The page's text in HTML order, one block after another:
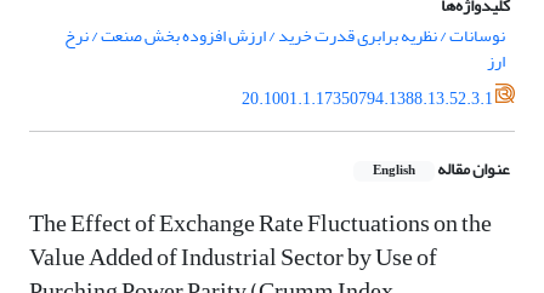
نوسانات / نظریه برابری قدرت خرید / ارزش افزوده بخش صنعت / نرخ
ارز
20.1001.1.17350794.1388.13.52.3.1
عنوان مقاله English
The Effect of Exchange Rate Fluctuations on the
Value Added of Industrial Sector by Use of